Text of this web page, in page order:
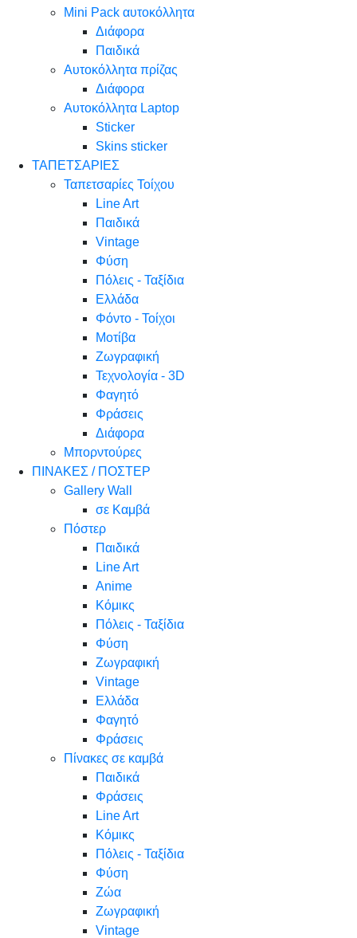
Mini Pack αυτοκόλλητα
Διάφορα
Παιδικά
Αυτοκόλλητα πρίζας
Διάφορα
Αυτοκόλλητα Laptop
Sticker
Skins sticker
ΤΑΠΕΤΣΑΡΙΕΣ
Ταπετσαρίες Τοίχου
Line Art
Παιδικά
Vintage
Φύση
Πόλεις - Ταξίδια
Ελλάδα
Φόντο - Τοίχοι
Μοτίβα
Ζωγραφική
Τεχνολογία - 3D
Φαγητό
Φράσεις
Διάφορα
Μπορντούρες
ΠΙΝΑΚΕΣ / ΠΟΣΤΕΡ
Gallery Wall
σε Καμβά
Πόστερ
Παιδικά
Line Art
Anime
Κόμικς
Πόλεις - Ταξίδια
Φύση
Ζωγραφική
Vintage
Ελλάδα
Φαγητό
Φράσεις
Πίνακες σε καμβά
Παιδικά
Φράσεις
Line Art
Κόμικς
Πόλεις - Ταξίδια
Φύση
Ζώα
Ζωγραφική
Vintage